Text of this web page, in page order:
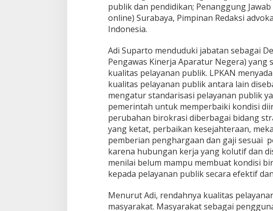
publik dan pendidikan; Penanggung
online) Surabaya, Pimpinan Redaksi
Indonesia.
Adi Suparto menduduki jabatan sebagai
Pengawas Kinerja Aparatur Negera)
kualitas pelayanan publik. LPKAN
kualitas pelayanan publik antara lain
mengatur standarisasi pelayanan publik
pemerintah untuk memperbaiki kondisi
perubahan birokrasi diberbagai bidang
yang ketat, perbaikan kesejahteraan,
pemberian penghargaan dan gaji sesuai
karena hubungan kerja yang kolutif dan
menilai belum mampu membuat kondisi
kepada pelayanan publik secara efektif
Menurut Adi, rendahnya kualitas
masyarakat. Masyarakat sebagai